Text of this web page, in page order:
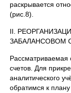
раскрывается
(рис.8).
II.
ЗАБАЛАНСОВОМ
Рассматриваемая
счетов. Для
аналитического
обратимся к